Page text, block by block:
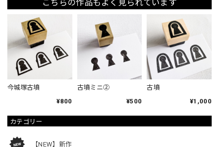
カテゴリー
【NEW】新作
こちらの作品もよく見られています
今城塚古墳
¥800
古墳ミニ②
¥500
古墳
¥1,000